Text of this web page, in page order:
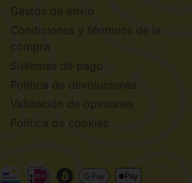
Gastos de envío
Condiciones y términos de la
compra
Sistemas de pago
Política de devoluciones
Validación de opiniones
Política de cookies